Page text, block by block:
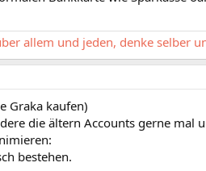
allem und jeden, denke selber
Graka kaufen)
die ältern Accounts gerne mal
bestehen.